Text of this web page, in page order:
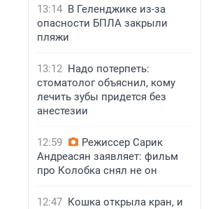
13:14 В Геленджике из-за
опасности БПЛА закрыли
пляжи
13:12 Надо потерпеть:
стоматолог объяснил, кому
лечить зубы придется без
анестезии
12:59
Режиссер Сарик
Андреасян заявляет: фильм
про Колобка снял не он
12:47 Кошка открыла кран, и